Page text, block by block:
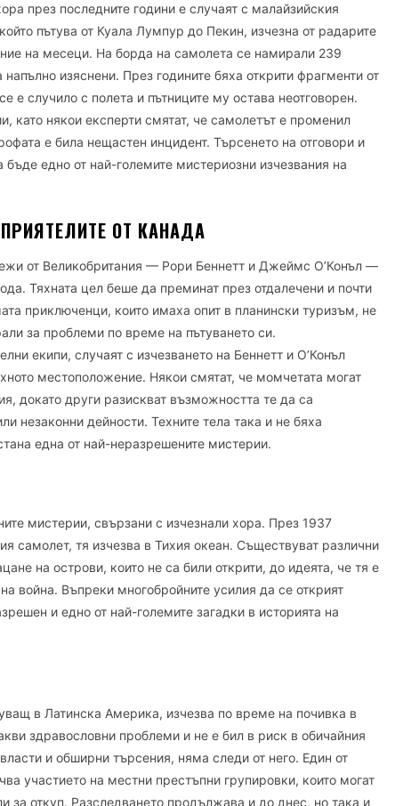
през последните години е случаят с малайзийския
пътува от Куала Лумпур до Пекин, изчезна от радарите
на месеци. На борда на самолета се намирали 239
изяснени. През годините бяха открити фрагменти от
е случило с полета и пътниците му остава неотговорен.
като някои експерти смятат, че самолетът е променил
е била нещастен инцидент. Търсенето на отговори и
едно от най-големите мистериозни изчезвания на
ОТ КАНАДА
от Великобритания — Рори Беннетт и Джеймс О’Конъл —
Тяхната цел беше да преминат през отдалечени и почти
приключенци, които имаха опит в планински туризъм, не
за проблеми по време на пътуването си.
екипи, случаят с изчезването на Беннетт и О’Конъл
местоположение. Някои смятат, че момчетата могат
докато други разискват възможността те да са
незаконни дейности. Техните тела така и не бяха
една от най-неразрешените мистерии.
мистерии, свързани с изчезнали хора. През 1937
самолет, тя изчезва в Тихия океан. Съществуват различни
на острови, които не са били открити, до идеята, че тя е
война. Въпреки многобройните усилия да се открият
и едно от най-големите загадки в историята на
в Латинска Америка, изчезва по време на почивка в
здравословни проблеми и не е бил в риск в обичайния
и обширни търсения, няма следи от него. Един от
участието на местни престъпни групировки, които могат
за откуп. Разследването продължава и до днес, но така и